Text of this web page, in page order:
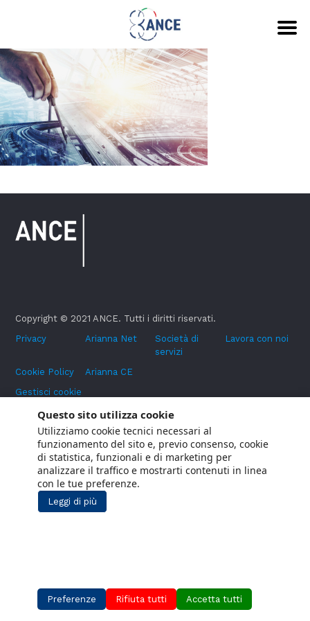
Copyright © 2021 ANCE. Tutti i diritti riservati.
Privacy
Arianna Net
Società di
servizi
Lavora con noi
Cookie Policy
Arianna CE
Gestisci cookie
Social Media Policy
Aiuti di Stato
Segnalazioni Whistleblowing
Questo sito utilizza cookie
Utilizziamo cookie tecnici necessari al
funzionamento del sito e, previo consenso, cookie
di statistica, funzionali e di marketing per
analizzare il traffico e mostrarti contenuti in linea
con le tue preferenze.
Leggi di più
Preferenze Rifiuta tutti Accetta tutti